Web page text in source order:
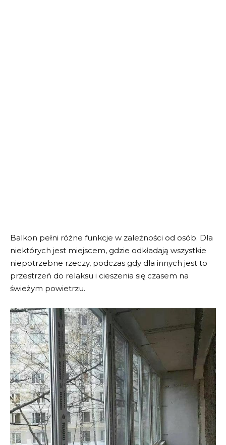
Balkon pełni różne funkcje w zależności od osób. Dla
niektórych jest miejscem, gdzie odkładają wszystkie
niepotrzebne rzeczy, podczas gdy dla innych jest to
przestrzeń do relaksu i cieszenia się czasem na
świeżym powietrzu.